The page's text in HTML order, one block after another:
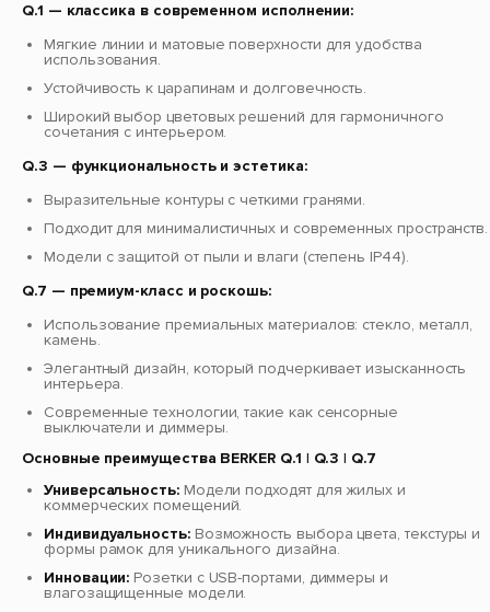
Q.1 — классика в современном исполнении:
Мягкие линии и матовые поверхности для удобства
использования.
Устойчивость к царапинам и долговечность.
Широкий выбор цветовых решений для гармоничного
сочетания с интерьером.
Q.3 — функциональность и эстетика:
Выразительные контуры с четкими гранями.
Подходит для минималистичных и современных пространств.
Модели с защитой от пыли и влаги (степень IP44).
Q.7 — премиум-класс и роскошь:
Использование премиальных материалов: стекло, металл,
камень.
Элегантный дизайн, который подчеркивает изысканность
интерьера.
Современные технологии, такие как сенсорные
выключатели и диммеры.
Основные преимущества BERKER Q.1 | Q.3 | Q.7
Универсальность:Модели подходят для жилых и
коммерческих помещений.
Индивидуальность:Возможность выбора цвета, текстуры и
формы рамок для уникального дизайна.
Инновации: Розетки с USB-портами, диммеры и
влагозащищенные модели.